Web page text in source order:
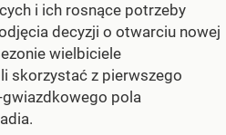
i ich rosnące potrzeby
decyzji o otwarciu nowej
wielbiciele
skorzystać z pierwszego
pola